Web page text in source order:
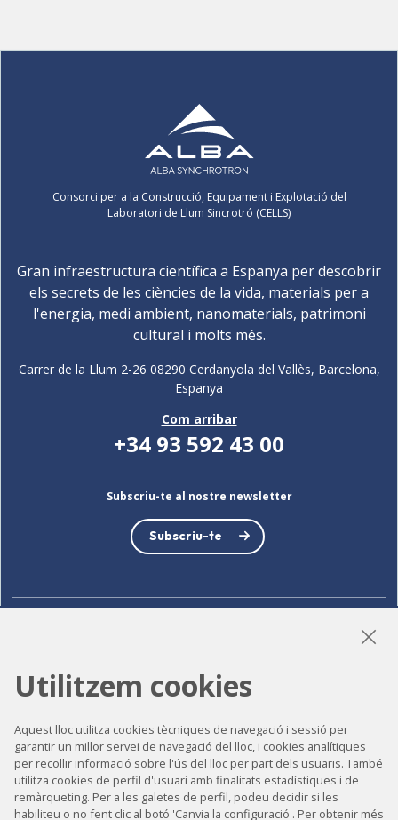
Consorci per a la Construcció, Equipament i Explotació del
Laboratori de Llum Sincrotró (CELLS)
Gran infraestructura científica a Espanya per descobrir
els secrets de les ciències de la vida, materials per a
l'energia, medi ambient, nanomaterials, patrimoni
cultural i molts més.
Carrer de la Llum 2-26 08290 Cerdanyola del Vallès, Barcelona,
Espanya
Com arribar
+34 93 592 43 00
Subscriu-te al nostre newsletter
Subscriu-te
Accessibilitat
Contacte
Avís legal
Política de privacitat
Utilitzem cookies
Aquest lloc utilitza cookies tècniques de navegació i sessió per
garantir un millor servei de navegació del lloc, i cookies analítiques
per recollir informació sobre l'ús del lloc per part dels usuaris. També
utilitza cookies de perfil d'usuari amb finalitats estadístiques i de
remàrqueting. Per a les galetes de perfil, podeu decidir si les
habiliteu o no fent clic al botó 'Canvia la configuració'. Per obtenir més